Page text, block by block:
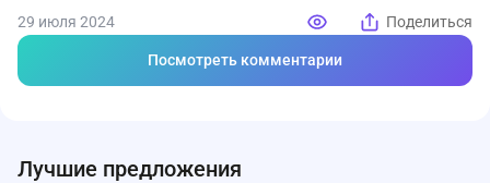
29 июля 2024 Поделиться
Посмотреть комментарии
Лучшие предложения